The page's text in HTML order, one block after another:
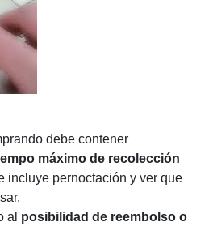
debe contener
máximo de recolección
incluye pernoctación y ver que
al posibilidad de reembolso o